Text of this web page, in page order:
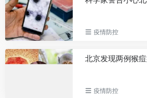
疫情防控
疫情防控